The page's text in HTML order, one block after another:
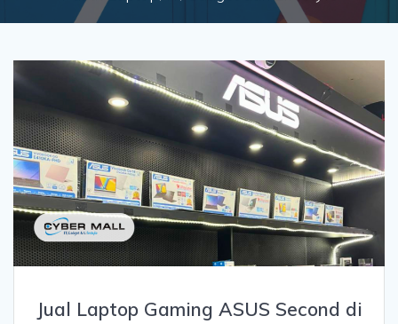
Jual Laptop Gaming ASUS Second di